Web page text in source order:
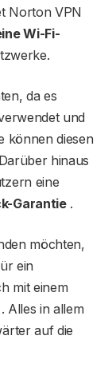
Norton VPN
Wi-Fi-
da es
und
können diesen
hinaus
eine
Garantie.
möchten,
ein
mit einem
Alles in allem
auf die